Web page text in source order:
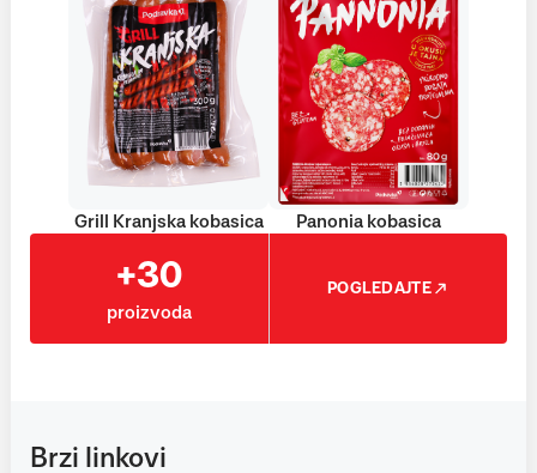
Grill Kranjska kobasica Panonia kobasica
+30
proizvoda
POGLEDAJTE
Brzi linkovi